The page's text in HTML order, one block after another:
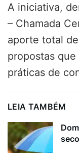
A iniciativa,
– Chamada
aporte total
propostas
práticas de
LEIA TAMBÉM